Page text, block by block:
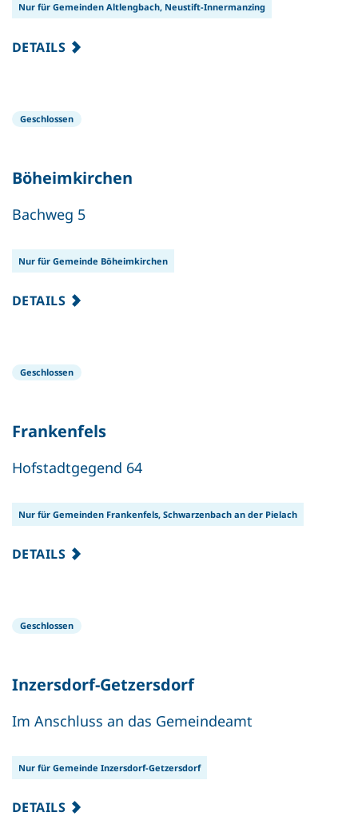
Nur für Gemeinden Altlengbach, Neustift-Innermanzing
DETAILS
Geschlossen
Böheimkirchen
Bachweg 5
Nur für Gemeinde Böheimkirchen
DETAILS
Geschlossen
Frankenfels
Hofstadtgegend 64
Nur für Gemeinden Frankenfels, Schwarzenbach an der Pielach
DETAILS
Geschlossen
Inzersdorf-Getzersdorf
Im Anschluss an das Gemeindeamt
Nur für Gemeinde Inzersdorf-Getzersdorf
DETAILS